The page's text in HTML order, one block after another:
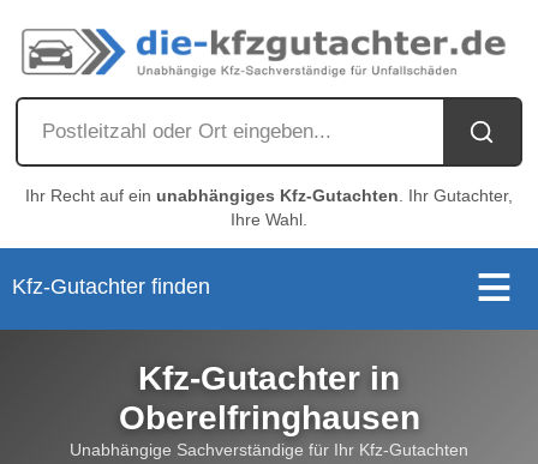
Ihr Recht auf ein unabhängiges Kfz-Gutachten . Ihr Gutachter,
Ihre Wahl.
Kfz-Gutachter finden
Kfz-Gutachter in
Oberelfringhausen
Unabhängige Sachverständige für Ihr Kfz-Gutachten